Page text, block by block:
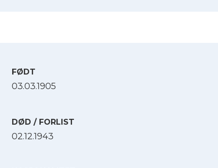
FØDT
03.03.1905
DØD / FORLIST
02.12.1943